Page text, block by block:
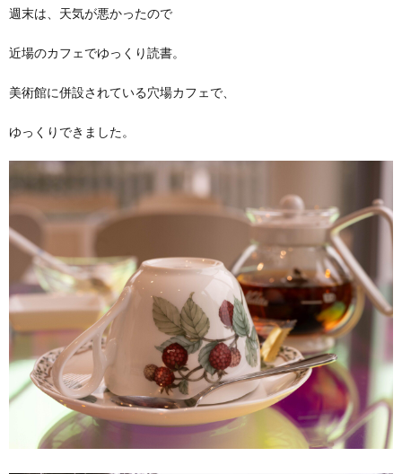
週末は、天気が悪かったので
近場のカフェでゆっくり読書。
美術館に併設されている穴場カフェで、
ゆっくりできました。